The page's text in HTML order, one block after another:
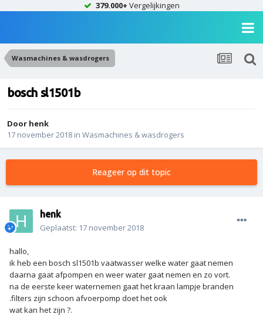
379.000+ Vergelijkingen
Wasmachines & wasdrogers
bosch sl1501b
Door henk
17 november 2018 in Wasmachines & wasdrogers
Reageer op dit topic
henk
Geplaatst: 17 november 2018
hallo,
ik heb een bosch sl1501b vaatwasser welke water gaat nemen
daarna gaat afpompen en weer water gaat nemen en zo vort.
na de eerste keer waternemen gaat het kraan lampje branden
.filters zijn schoon afvoerpomp doet het ook
wat kan het zijn ?.